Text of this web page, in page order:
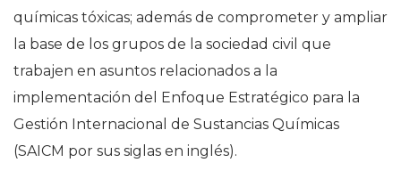
químicas tóxicas; además de comprometer y ampliar
la base de los grupos de la sociedad civil que
trabajen en asuntos relacionados a la
implementación del Enfoque Estratégico para la
Gestión Internacional de Sustancias Químicas
(SAICM por sus siglas en inglés).